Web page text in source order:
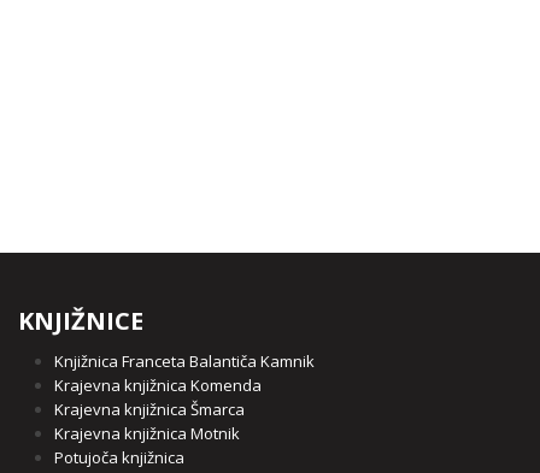
KNJIŽNICE
Knjižnica Franceta Balantiča Kamnik
Krajevna knjižnica Komenda
Krajevna knjižnica Šmarca
Krajevna knjižnica Motnik
Potujoča knjižnica